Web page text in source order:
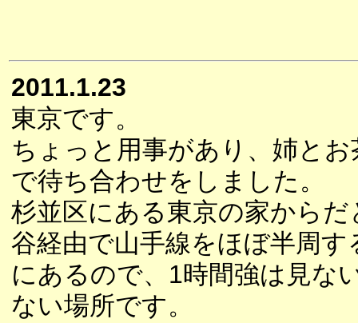
2011.1.23
東京です。
ちょっと用事があり、姉とお
で待ち合わせをしました。
杉並区にある東京の家からだ
谷経由で山手線をほぼ半周す
にあるので、1時間強は見な
ない場所です。